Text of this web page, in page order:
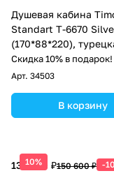
Душевая кабина
Standart T-6670
(170*88*220),
хамам
Скидка 10% в подарок!
Арт. 34503
В корзину
10%
135 540 ₽150 600 ₽ -